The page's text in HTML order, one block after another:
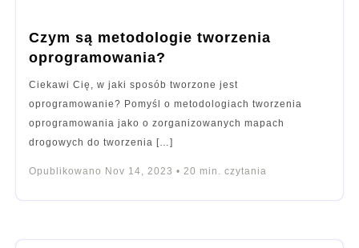
Czym są metodologie tworzenia
oprogramowania?
Ciekawi Cię, w jaki sposób tworzone jest
oprogramowanie? Pomyśl o metodologiach tworzenia
oprogramowania jako o zorganizowanych mapach
drogowych do tworzenia […]
Opublikowano Nov 14, 2023 • 20 min. czytania